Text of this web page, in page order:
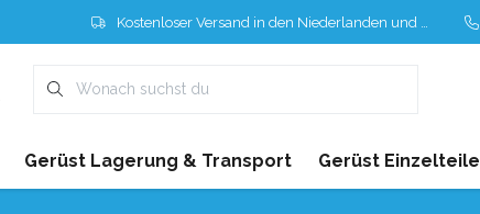
Kostenloser Versand in den Niederlanden und Belgien
Gerüst Lagerung & Transport Gerüst Einzelteile